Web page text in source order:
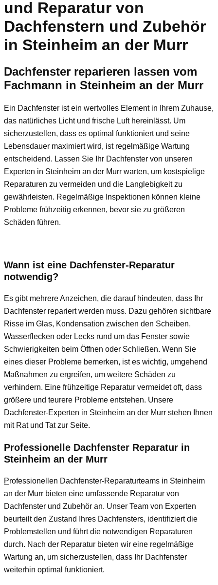
und Reparatur von
Dachfenstern und Zubehör
in Steinheim an der Murr
Dachfenster reparieren lassen vom
Fachmann in Steinheim an der Murr
Ein Dachfenster ist ein wertvolles Element in Ihrem Zuhause,
das natürliches Licht und frische Luft hereinlässt. Um
sicherzustellen, dass es optimal funktioniert und seine
Lebensdauer maximiert wird, ist regelmäßige Wartung
entscheidend. Lassen Sie Ihr Dachfenster von unseren
Experten in Steinheim an der Murr warten, um kostspielige
Reparaturen zu vermeiden und die Langlebigkeit zu
gewährleisten. Regelmäßige Inspektionen können kleine
Probleme frühzeitig erkennen, bevor sie zu größeren
Schäden führen.
Wann ist eine Dachfenster-Reparatur
notwendig?
Es gibt mehrere Anzeichen, die darauf hindeuten, dass Ihr
Dachfenster repariert werden muss. Dazu gehören sichtbare
Risse im Glas, Kondensation zwischen den Scheiben,
Wasserflecken oder Lecks rund um das Fenster sowie
Schwierigkeiten beim Öffnen oder Schließen. Wenn Sie
eines dieser Probleme bemerken, ist es wichtig, umgehend
Maßnahmen zu ergreifen, um weitere Schäden zu
verhindern. Eine frühzeitige Reparatur vermeidet oft, dass
größere und teurere Probleme entstehen. Unsere
Dachfenster-Experten in Steinheim an der Murr stehen Ihnen
mit Rat und Tat zur Seite.
Professionelle Dachfenster Reparatur in
Steinheim an der Murr
Professionellen Dachfenster-Reparaturteams in Steinheim
an der Murr bieten eine umfassende Reparatur von
Dachfenster und Zubehör an. Unser Team von Experten
beurteilt den Zustand Ihres Dachfensters, identifiziert die
Problemstellen und führt die notwendigen Reparaturen
durch. Nach der Reparatur bieten wir eine regelmäßige
Wartung an, um sicherzustellen, dass Ihr Dachfenster
weiterhin optimal funktioniert.